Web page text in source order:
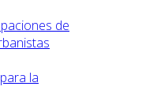
de
la